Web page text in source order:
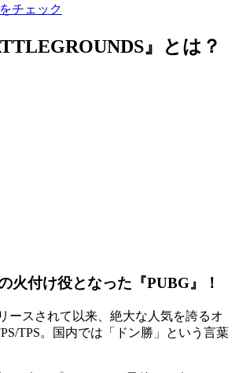
チェック
』とは？
火付け役となった『PUBG』！
ースされて以来、絶大な人気を誇るオ
TPS。国内では「 ドン勝 」という言葉